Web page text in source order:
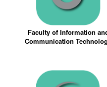
Faculty of Information
Communication